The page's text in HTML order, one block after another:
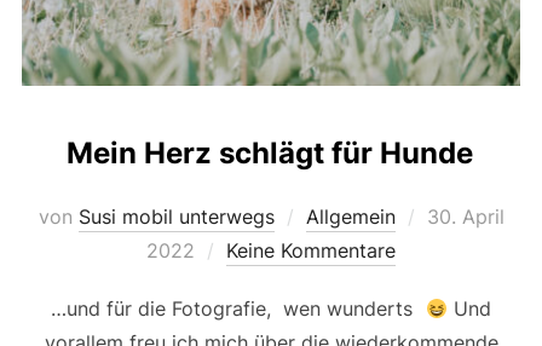
Mein Herz schlägt für Hunde
von Susi mobil unterwegs Allgemein
30. April
2022
Keine Kommentare
…und für die Fotografie, wen wunderts
Und